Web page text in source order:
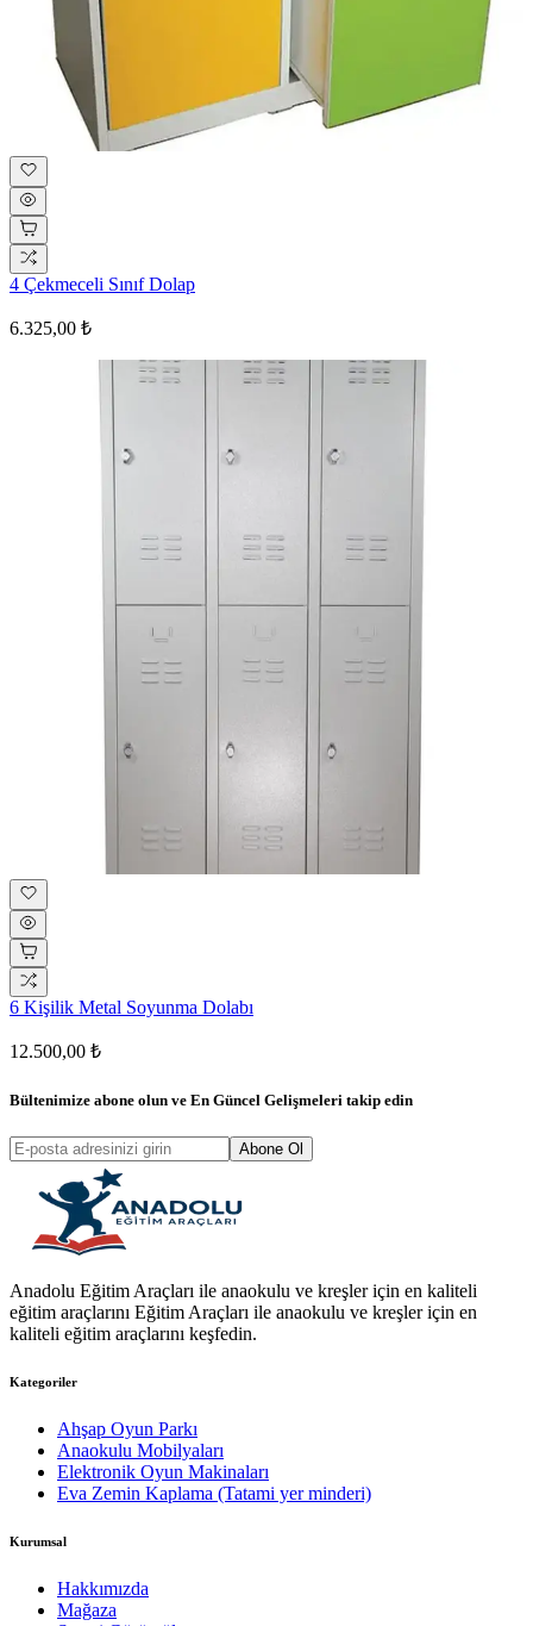
4 Çekmeceli Sınıf Dolap
6.325,00 ₺
6 Kişilik Metal Soyunma Dolabı
12.500,00 ₺
Bültenimize abone olun ve En Güncel Gelişmeleri takip edin
Abone Ol
Anadolu Eğitim Araçları ile anaokulu ve kreşler için en kaliteli
eğitim araçlarını Eğitim Araçları ile anaokulu ve kreşler için en
kaliteli eğitim araçlarını keşfedin.
Kategoriler
Ahşap Oyun Parkı
Anaokulu Mobilyaları
Elektronik Oyun Makinaları
Eva Zemin Kaplama (Tatami yer minderi)
Kurumsal
Hakkımızda
Mağaza